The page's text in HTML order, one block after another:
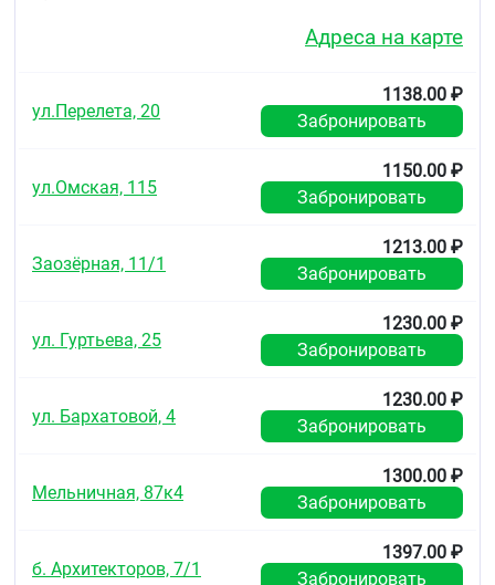
Модель: ;CS Medica CS-105 ;(встроенный
Диапазон измерений давления: 20 - 300 мм
рт.ст.
Предельная погрешность измерения давление:
Масса прибора в чехле, кг, не более: 0,40 кг
Нагнетание воздуха: ручное с помощью
"груши" для нагнетания воздуха
Условия эксплуатации: температура воздуха
от +10˚C до +40˚C при относительной
влажности до 85%
Срок гарантии: 1 год
Срок службы манжеты: 1 год
Комплектация:
Манометр механического тонометра ;CS
Оголовье фонендоскопа
Адреса на карте
ул.Перелета, 20
1138.00 ₽
Забронировать
ул.Омская, 115
1150.00 ₽
Забронировать
Заозёрная, 11/1
1213.00 ₽
Забронировать
ул. Гуртьева, 25
1230.00 ₽
Забронировать
ул. Бархатовой, 4
1230.00 ₽
Забронировать
Мельничная, 87к4
1300.00 ₽
Забронировать
б. Архитекторов, 7/1
1397.00 ₽
Забронировать